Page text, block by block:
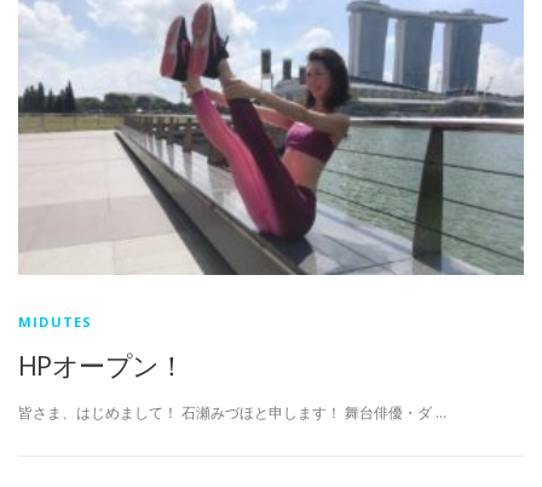
MIDUTES
HPオープン！
皆さま、はじめまして！ 石瀬みづほと申します！ 舞台俳優・ダ …